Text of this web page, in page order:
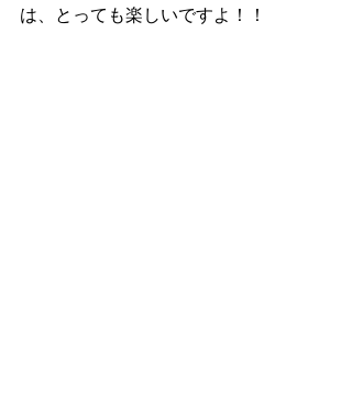
は、とっても楽しいですよ！！